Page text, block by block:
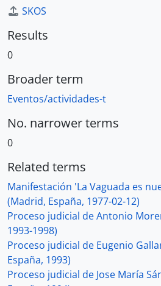
SKOS
Results
0
Broader term
Eventos/actividades-t
No. narrower terms
0
Related terms
Manifestación 'La Vaguada es
(Madrid, España, 1977-02-12)
Proceso judicial de Antonio
1993-1998)
Proceso judicial de Eugenio
España, 1993)
Proceso judicial de Jose María